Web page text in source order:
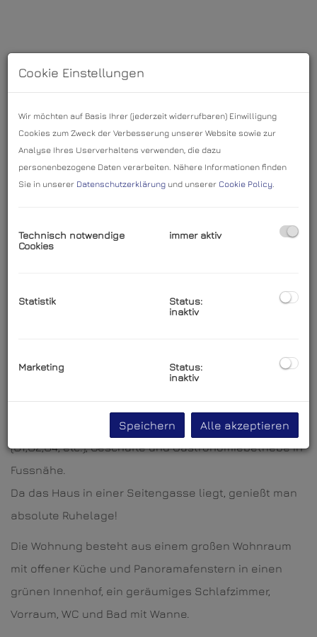
Diese ruhige und hofseitig ausgerichtete 2-Zimmer-
zwischen Karlsplatz und Schwarzenbergplatz.
Durch diese gute Lage ist man unmittelbar im 1. Bezirk
und hat sämtliche öffentliche Verkehrsmittel
(U1,U2,U4, etc.), Geschäfte und Gastronomiebetriebe in
Fussnähe.
Da das Haus in einer Seitengasse liegt, genießt man
absolute Ruhelage!
Die Wohnung besteht aus einem großen Wohnraum
mit offener Küche und Panoramafenstern in einen
grünen Innenhof, ein geräumiges Schlafzimmer,
Vorraum, WC und Bad mit Wanne.
Cookie Einstellungen
Wir möchten auf Basis Ihrer (jederzeit widerrufbaren) Einwilligung
Cookies zum Zweck der Verbesserung unserer Website sowie zur
Analyse Ihres Userverhaltens verwenden, die dazu
personenbezogene Daten verarbeiten. Nähere Informationen finden
Sie in unserer Datenschutzerklärung und unserer Cookie Policy.
Technisch notwendige
Cookies
immer aktiv
Statistik
Status:
inaktiv
Marketing
Status:
inaktiv
Speichern Alle akzeptieren